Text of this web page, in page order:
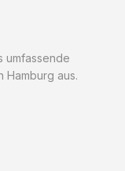
umfassende
Hamburg aus.